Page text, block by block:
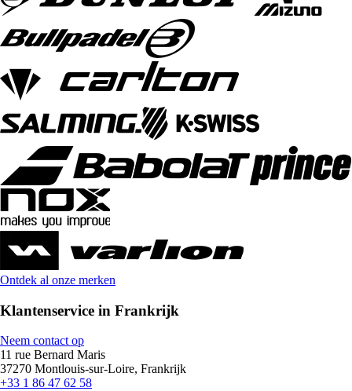
Ontdek al onze merken
Klantenservice in Frankrijk
Neem contact op
11 rue Bernard Maris
37270 Montlouis-sur-Loire, Frankrijk
+33 1 86 47 62 58